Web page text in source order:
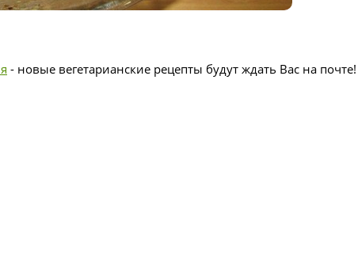
- новые вегетарианские рецепты будут ждать Вас на почте!